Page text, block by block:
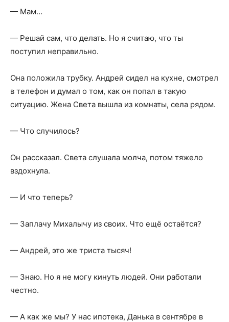
— Мам…
— Решай сам, что делать. Но я считаю, что ты
поступил неправильно.
Она положила трубку. Андрей сидел на кухне, смотрел
в телефон и думал о том, как он попал в такую
ситуацию. Жена Света вышла из комнаты, села рядом.
— Что случилось?
Он рассказал. Света слушала молча, потом тяжело
вздохнула.
— И что теперь?
— Заплачу Михалычу из своих. Что ещё остаётся?
— Андрей, это же триста тысяч!
— Знаю. Но я не могу кинуть людей. Они работали
честно.
— А как же мы? У нас ипотека, Данька в сентябре в